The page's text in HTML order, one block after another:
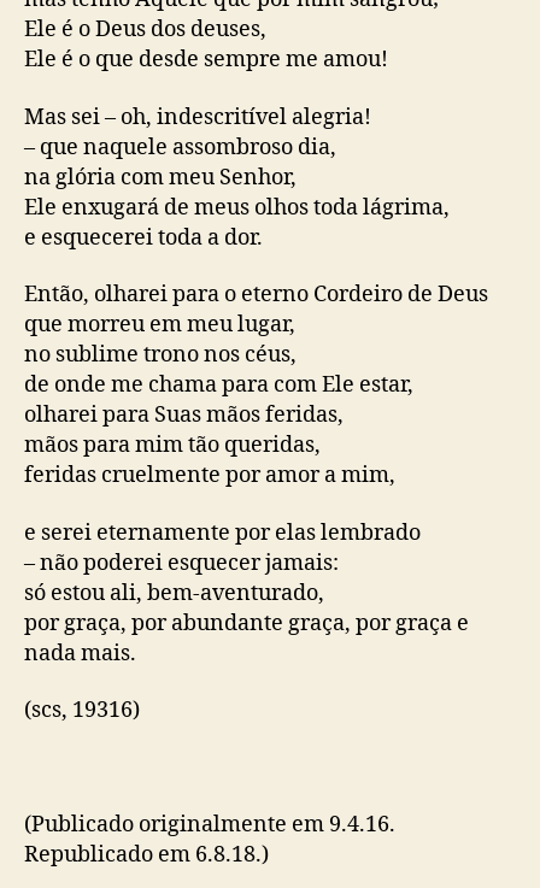
Ele é o Deus dos deuses,
Ele é o que desde sempre me amou!
Mas sei – oh, indescritível alegria!
– que naquele assombroso dia,
na glória com meu Senhor,
Ele enxugará de meus olhos toda lágrima,
e esquecerei toda a dor.
Então, olharei para o eterno Cordeiro de Deus
que morreu em meu lugar,
no sublime trono nos céus,
de onde me chama para com Ele estar,
olharei para Suas mãos feridas,
mãos para mim tão queridas,
feridas cruelmente por amor a mim,
e serei eternamente por elas lembrado
– não poderei esquecer jamais:
só estou ali, bem-aventurado,
por graça, por abundante graça, por graça e
nada mais.
(scs, 19316)
(Publicado originalmente em 9.4.16.
Republicado em 6.8.18.)